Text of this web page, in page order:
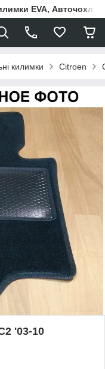
EVA, Авточохли,
килимки Citroen
'03-10